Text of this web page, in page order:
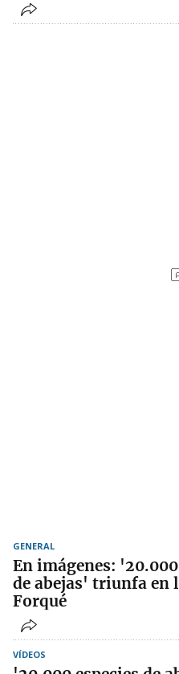
GENERAL
En imágenes: '20.000
de abejas' triunfa en
Forqué
VÍDEOS